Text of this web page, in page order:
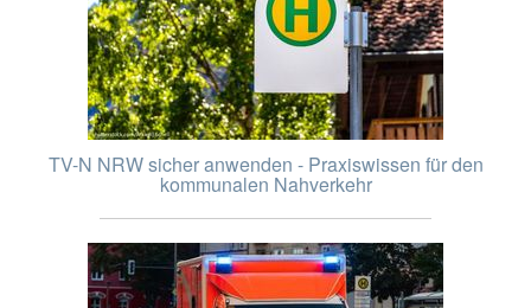
TV-N NRW sicher anwenden - Praxiswissen für den
kommunalen Nahverkehr